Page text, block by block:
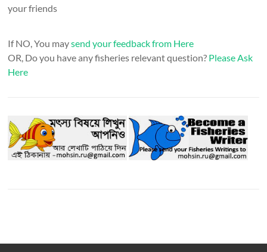
your friends
If NO, You maysend your feedback from Here
OR, Do you have any fisheries relevant question? Please Ask
Here